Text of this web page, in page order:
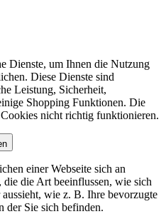
Dienste, um Ihnen die Nutzung
Diese Dienste sind
Leistung, Sicherheit,
Shopping Funktionen. Die
nicht richtig funktionieren.
einer Webseite sich an
die Art beeinflussen, wie sich
wie z. B. Ihre bevorzugte
der Sie sich befinden.